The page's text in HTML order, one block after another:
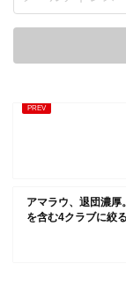
アマラウ、退団濃
を含む4クラブに絞る